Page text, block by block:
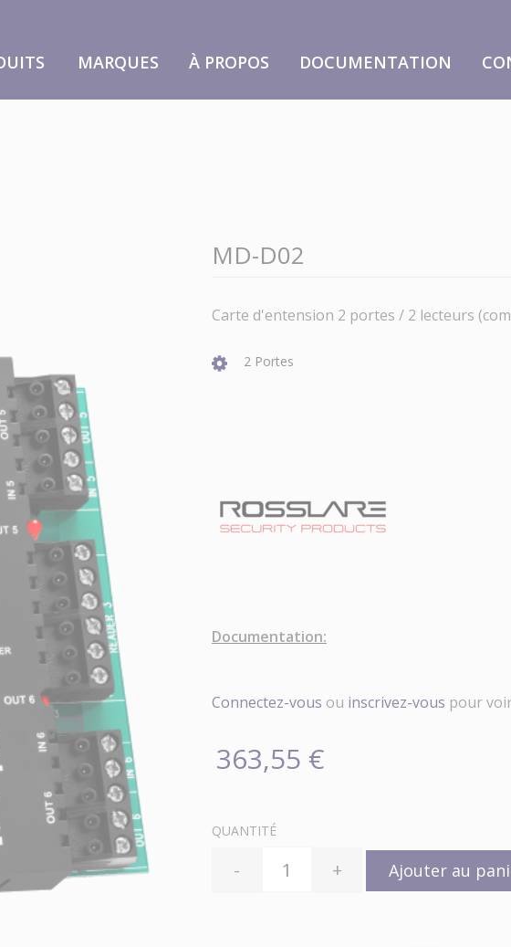
MARQUES À PROPOS DOCUMENTATION
MD-D02
Carte d'entension 2 portes / 2 lecteurs
2 Portes
Documentation:
Connectez-vous ou inscrivez-vous pour
363,55 €
QUANTITÉ
- + Ajouter au